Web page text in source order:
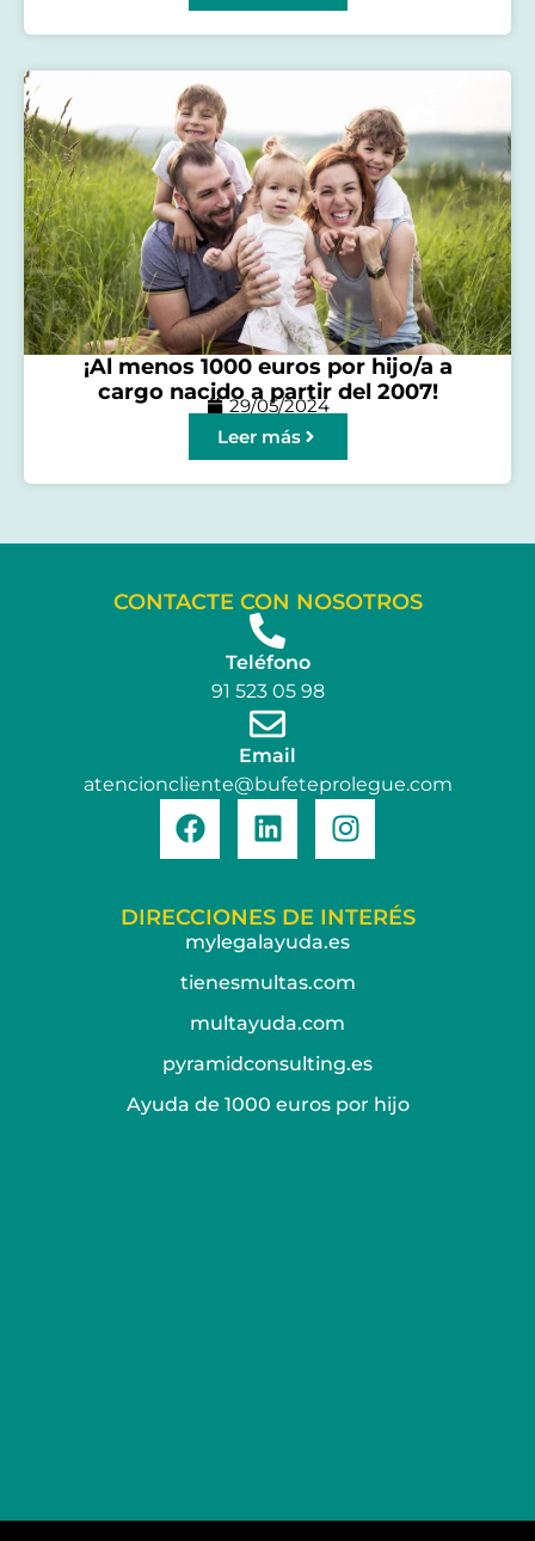
¡Al menos 1000 euros por hijo/a a
cargo nacido a partir del 2007!
29/05/2024
Leer más
CONTACTE CON NOSOTROS
Teléfono
91 523 05 98
Email
atencioncliente@bufeteprolegue.com
DIRECCIONES DE INTERÉS
mylegalayuda.es
tienesmultas.com
multayuda.com
pyramidconsulting.es
Ayuda de 1000 euros por hijo